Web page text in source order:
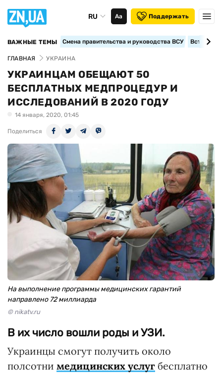
RU Аа Поддержать
ВАЖНЫЕ ТЕМЫ Смена правительства и руководства ВСУ
ГЛАВНАЯ УКРАИНА
УКРАИНЦАМ ОБЕЩАЮТ 50
БЕСПЛАТНЫХ МЕДПРОЦЕДУР И
ИССЛЕДОВАНИЙ В 2020 ГОДУ
14 января, 2020, 01:45
Поделиться
На выполнение программы медицинских гарантий
направлено 72 миллиарда
© nikatv.ru
В их число вошли роды и УЗИ.
Украинцы смогут получить около
полсотни медицинских услуг бесплатно